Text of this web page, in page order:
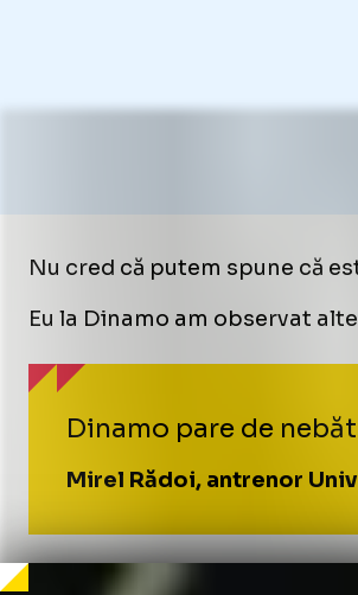
Nu cred că putem spune că
Eu la Dinamo am observat
Dinamo pare de
Mirel Rădoi, antrenor